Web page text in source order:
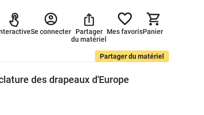
Se connecter
Partager
du matériel
Mes favorisPanier
Partager du matériel
des drapeaux d'Europe